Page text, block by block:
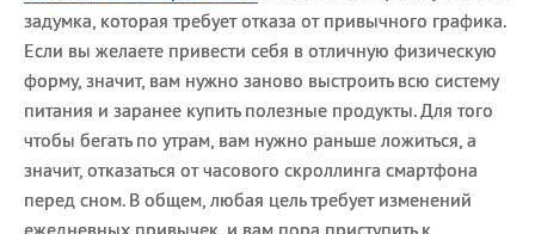
задумка, которая требует отказа от привычного графика.
Если вы желаете привести себя в отличную физическую
форму, значит, вам нужно заново выстроить всю систему
питания и заранее купить полезные продукты. Для того
чтобы бегать по утрам, вам нужно раньше ложиться, а
значит, отказаться от часового скроллинга смартфона
перед сном. В общем, любая цель требует изменений